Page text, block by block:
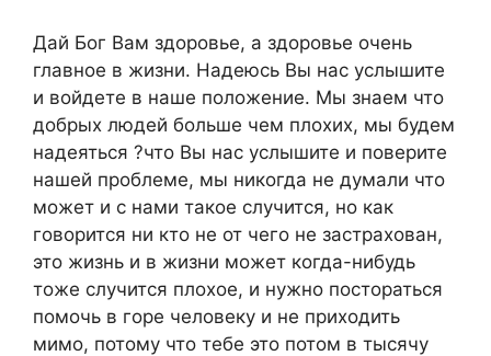
Дай Бог Вам здоровье, а здоровье очень
главное в жизни. Надеюсь Вы нас услышите
и войдете в наше положение. Мы знаем что
добрых людей больше чем плохих, мы будем
надеяться ?что Вы нас услышите и поверите
нашей проблеме, мы никогда не думали что
может и с нами такое случится, но как
говорится ни кто не от чего не застрахован,
это жизнь и в жизни может когда-нибудь
тоже случится плохое, и нужно постораться
помочь в горе человеку и не приходить
мимо, потому что тебе это потом в тысячу